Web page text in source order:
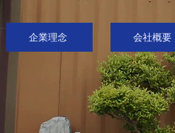
企業理念 会社概要